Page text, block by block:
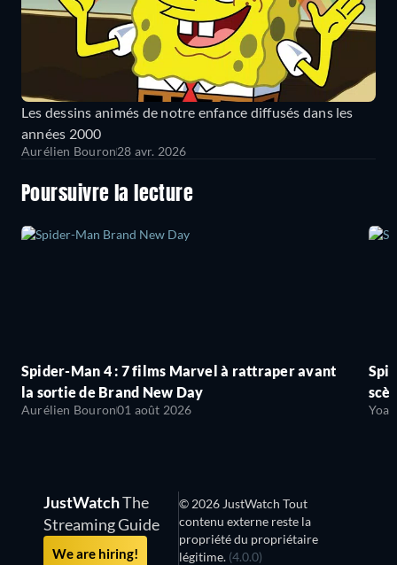
Les dessins animés de notre enfance diffusés dans les
années 2000
Aurélien Bouron28 avr. 2026
Poursuivre la lecture
Spider-Man 4 : 7 films Marvel à rattraper avant
la sortie de Brand New Day
Aurélien Bouron01 août 2026
JustWatchThe
Streaming Guide
We are hiring!
© 2026 JustWatch Tout
contenu externe reste la
propriété du propriétaire
légitime. (4.0.0)